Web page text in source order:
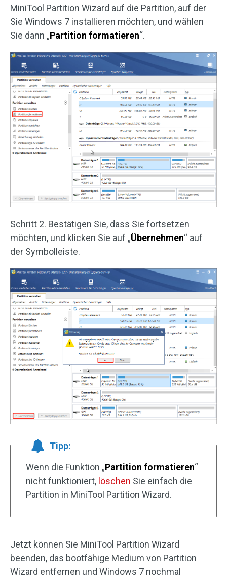
MiniTool Partition Wizard auf die Partition, auf der
Sie Windows 7 installieren möchten, und wählen
Sie dann „Partition formatieren“.
Schritt 2. Bestätigen Sie, dass Sie fortsetzen
möchten, und klicken Sie auf „Übernehmen“ auf
der Symbolleiste.
Tipp:
Wenn die Funktion „Partition formatieren“
nicht funktioniert, löschen Sie einfach die
Partition in MiniTool Partition Wizard.
Jetzt können Sie MiniTool Partition Wizard
beenden, das bootfähige Medium von Partition
Wizard entfernen und Windows 7 nochmal